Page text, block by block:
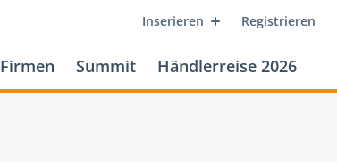
Inserieren Registrieren
Firmen Summit Händlerreise 2026